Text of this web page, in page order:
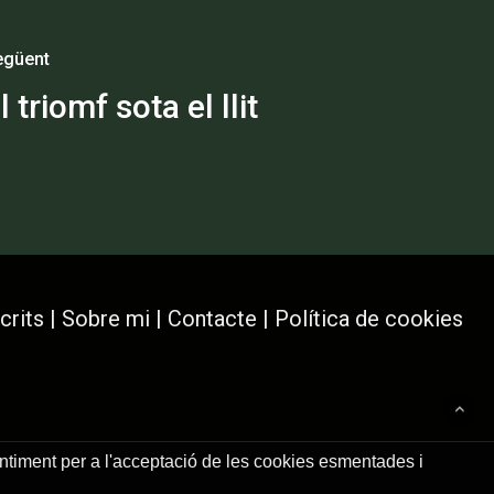
triomf sota el llit
| Sobre mi | Contacte | Política de cookies
per a l'acceptació de les cookies esmentades i